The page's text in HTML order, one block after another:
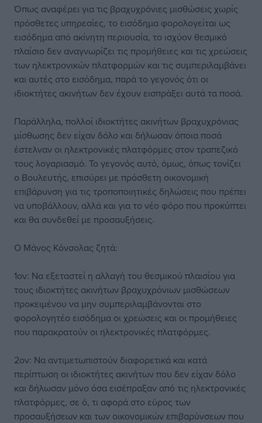
Όπως αναφέρει για τις βραχυχρόνιες μισθώσεις χωρίς
πρόσθετες υπηρεσίες, το εισόδημα φορολογείται ως
εισόδημα από ακίνητη περιουσία, το ισχύον θεσμικό
πλαίσιο δεν αναγνωρίζει τις προμήθειες και τις χρεώσεις
των ηλεκτρονικών πλατφορμών και τις συμπεριλαμβάνει
και αυτές στο εισόδημα, παρά το γεγονός ότι οι
ιδιοκτήτες ακινήτων δεν έχουν εισπράξει αυτά τα ποσά.
Παράλληλα, πολλοί ιδιοκτήτες ακινήτων βραχυχρόνιας
μίσθωσης δεν είχαν δόλο και δήλωσαν όποια ποσά
έστελναν οι ηλεκτρονικές πλατφόρμες στον τραπεζικό
τους λογαριασμό. Το γεγονός αυτό, όμως, όπως τονίζει
ο Βουλευτής, επισύρει με πρόσθετη οικονομική
επιβάρυνση για τις τροποποιητικές δηλώσεις που πρέπει
να υποβάλλουν, αλλά και για το νέο φόρο που προκύπτει
και θα συνδεθεί με προσαυξήσεις.
Ο Μάνος Κόνσολας ζητά:
1ον: Να εξεταστεί η αλλαγή του θεσμικού πλαισίου για
τους ιδιοκτήτες ακινήτων βραχυχρόνιων μισθώσεων
προκειμένου να μην συμπεριλαμβάνονται στο
φορολογητέο εισόδημα οι χρεώσεις και οι προμήθειες
που παρακρατούν οι ηλεκτρονικές πλατφόρμες.
2ον: Να αντιμετωπιστούν διαφορετικά και κατά
περίπτωση οι ιδιοκτήτες ακινήτων που δεν είχαν δόλο
και δήλωσαν μόνο όσα εισέπραξαν από τις ηλεκτρονικές
πλατφόρμες, σε ό, τι αφορά στο εύρος των
προσαυξήσεων και των οικονομικών επιβαρύνσεων που